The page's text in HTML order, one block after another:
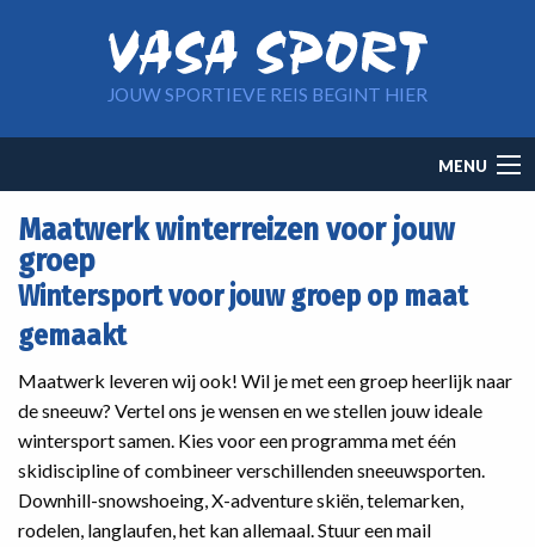
JOUW SPORTIEVE REIS BEGINT HIER
navigation
MENU
Maatwerk winterreizen voor jouw
groep
Wintersport voor jouw groep op maat
gemaakt
Maatwerk leveren wij ook! Wil je met een groep heerlijk naar
de sneeuw? Vertel ons je wensen en we stellen jouw ideale
wintersport samen. Kies voor een programma met één
skidiscipline of combineer verschillenden sneeuwsporten.
Downhill-snowshoeing, X-adventure skiën, telemarken,
rodelen, langlaufen, het kan allemaal. Stuur een mail